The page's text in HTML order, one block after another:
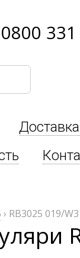
0800
› RB3025 019/W3